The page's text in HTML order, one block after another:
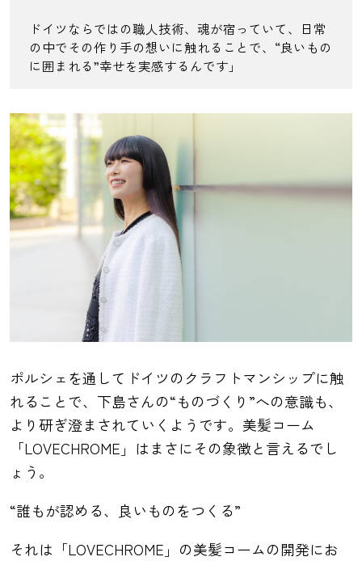
ドイツならではの職人技術、魂が宿っていて、日常
の中でその作り手の想いに触れることで、“良いもの
に囲まれる”幸せを実感するんです」
ポルシェを通してドイツのクラフトマンシップに触
れることで、下島さんの“ものづくり”への意識も、
より研ぎ澄まされていくようです。美髪コーム
「LOVECHROME」はまさにその象徴と言えるでし
ょう。
“誰もが認める、良いものをつくる”
それは「LOVECHROME」の美髪コームの開発にお